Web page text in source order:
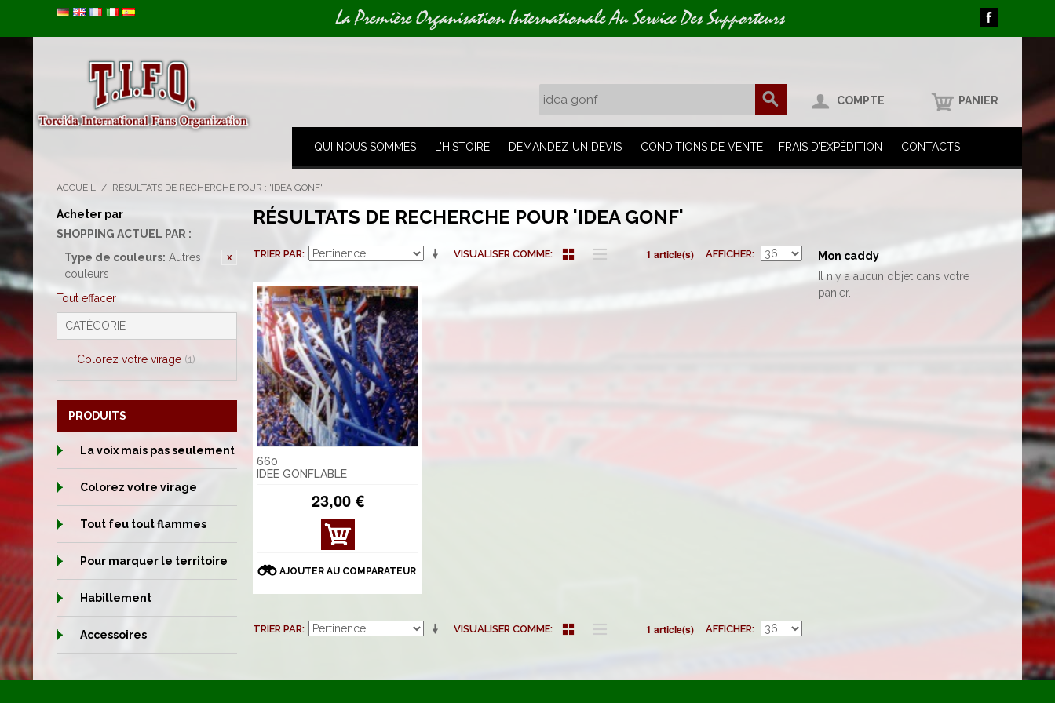
La Première Organisation Internationale Au Service Des Supporteurs
COMPTE PANIER
QUI NOUS SOMMES L’HISTOIRE DEMANDEZ UN DEVIS CONDITIONS DE VENTE FRAIS D’EXPÉDITION CONTACTS
ACCUEIL / RÉSULTATS DE RECHERCHE POUR : 'IDEA GONF'
Acheter par
SHOPPING ACTUEL PAR :
Type de couleurs: Autres
couleurs
Tout effacer
CATÉGORIE
Colorez votre virage (1)
RÉSULTATS DE RECHERCHE POUR 'IDEA GONF'
VISUALISER COMME
TRIER PAR 1 article(s) AFFICHER
660
IDEE GONFLABLE
23,00 €
AFFI
CHE
DÉT
AILS
AJOUTER AU COMPARATEUR
VISUALISER COMME
TRIER PAR 1 article(s) AFFICHER
PRODUITS
La voix mais pas seulement
Colorez votre virage
Tout feu tout flammes
Pour marquer le territoire
Habillement
Accessoires
Mon caddy
Il n'y a aucun objet dans votre
panier.